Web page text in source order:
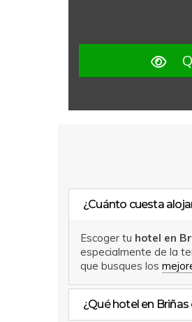
¿Cuánto cuesta
Escoger tu hotel en
especialmente de la
que busques los
¿Qué hotel en